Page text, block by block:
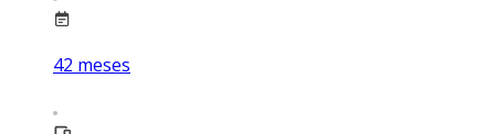
42 meses